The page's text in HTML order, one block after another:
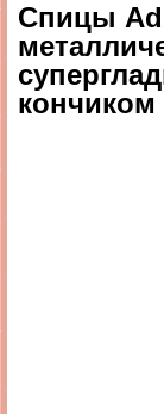
Спицы